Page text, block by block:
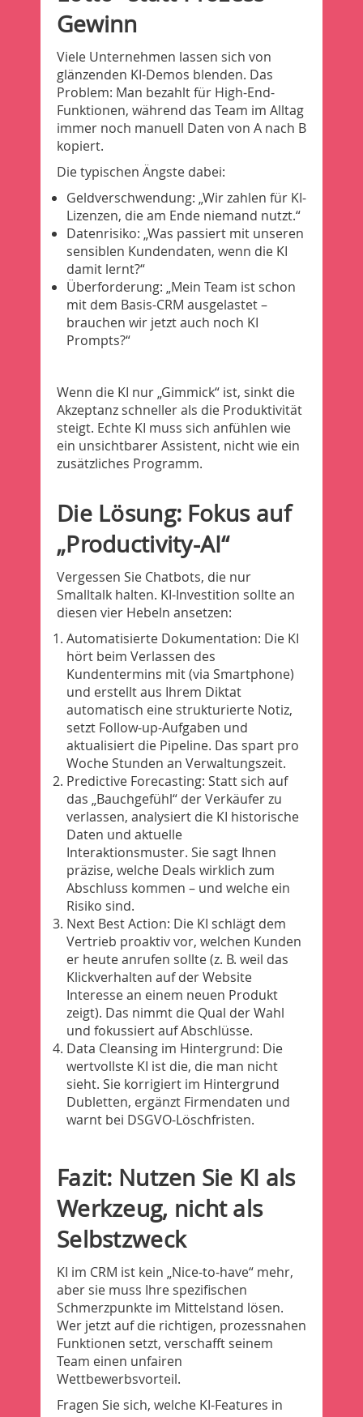
Gewinn
Viele Unternehmen lassen sich von
glänzenden KI-Demos blenden. Das
Problem: Man bezahlt für High-End-
Funktionen, während das Team im Alltag
immer noch manuell Daten von A nach B
kopiert.
Die typischen Ängste dabei:
Geldverschwendung: „Wir zahlen für KI-
Lizenzen, die am Ende niemand nutzt.“
Datenrisiko: „Was passiert mit unseren
sensiblen Kundendaten, wenn die KI
damit lernt?“
Überforderung: „Mein Team ist schon
mit dem Basis-CRM ausgelastet –
brauchen wir jetzt auch noch KI
Prompts?“
Wenn die KI nur „Gimmick“ ist, sinkt die
Akzeptanz schneller als die Produktivität
steigt. Echte KI muss sich anfühlen wie
ein unsichtbarer Assistent, nicht wie ein
zusätzliches Programm.
Die Lösung: Fokus auf
„Productivity-AI“
Vergessen Sie Chatbots, die nur
Smalltalk halten. KI-Investition sollte an
diesen vier Hebeln ansetzen:
Automatisierte Dokumentation: Die KI
hört beim Verlassen des
Kundentermins mit (via Smartphone)
und erstellt aus Ihrem Diktat
automatisch eine strukturierte Notiz,
setzt Follow-up-Aufgaben und
aktualisiert die Pipeline. Das spart pro
Woche Stunden an Verwaltungszeit.
Predictive Forecasting: Statt sich auf
das „Bauchgefühl“ der Verkäufer zu
verlassen, analysiert die KI historische
Daten und aktuelle
Interaktionsmuster. Sie sagt Ihnen
präzise, welche Deals wirklich zum
Abschluss kommen – und welche ein
Risiko sind.
Next Best Action: Die KI schlägt dem
Vertrieb proaktiv vor, welchen Kunden
er heute anrufen sollte (z. B. weil das
Klickverhalten auf der Website
Interesse an einem neuen Produkt
zeigt). Das nimmt die Qual der Wahl
und fokussiert auf Abschlüsse.
Data Cleansing im Hintergrund: Die
wertvollste KI ist die, die man nicht
sieht. Sie korrigiert im Hintergrund
Dubletten, ergänzt Firmendaten und
warnt bei DSGVO-Löschfristen.
Fazit: Nutzen Sie KI als
Werkzeug, nicht als
Selbstzweck
KI im CRM ist kein „Nice-to-have“ mehr,
aber sie muss Ihre spezifischen
Schmerzpunkte im Mittelstand lösen.
Wer jetzt auf die richtigen, prozessnahen
Funktionen setzt, verschafft seinem
Team einen unfairen
Wettbewerbsvorteil.
Fragen Sie sich, welche KI-Features in